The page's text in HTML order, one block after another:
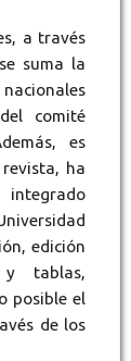
a través
suma la
comité
es
ha
edición
tablas,
posible el
de los